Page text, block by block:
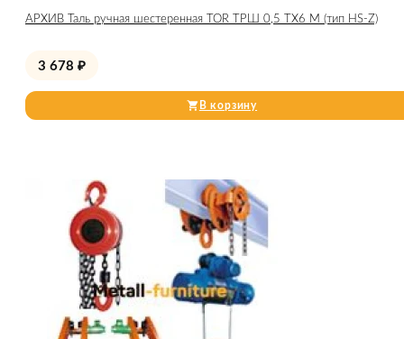
АРХИВ Таль ручная шестеренная TOR ТРШ 0,5 ТХ6 М (тип HS-Z)
3 678 ₽
В корзину